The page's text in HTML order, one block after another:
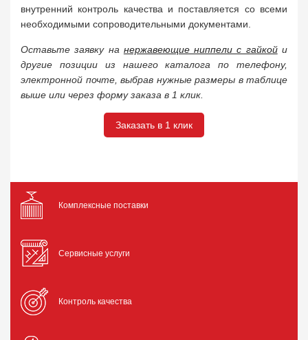
внутренний контроль качества и поставляется со всеми
необходимыми сопроводительными документами.
Оставьте заявку на нержавеющие ниппели с гайкойи
другие позиции из нашего каталога по телефону,
электронной почте, выбрав нужные размеры в таблице
выше или через форму заказа в 1 клик.
Заказать в 1 клик
Комплексные поставки
Сервисные услуги
Контроль качества